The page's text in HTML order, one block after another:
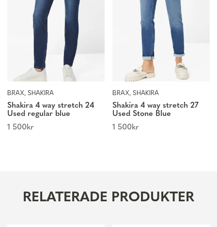
BRAX, SHAKIRA
Shakira 4 way stretch 24
Used regular blue
1 500kr
BRAX, SHAKIRA
Shakira 4 way stretch 27
Used Stone Blue
1 500kr
RELATERADE PRODUKTER